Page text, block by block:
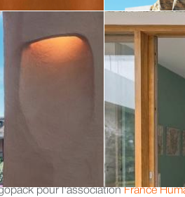
pour l'associationFrance